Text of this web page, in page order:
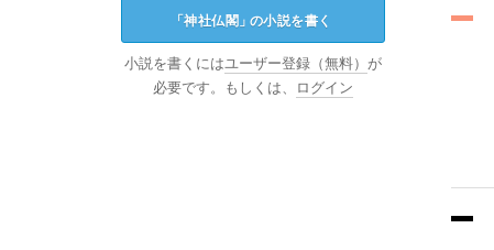
「神社仏閣 」の小説を書く
小説を書くにはユーザー登録（無料） が
必要です。もしくは、
ログイン